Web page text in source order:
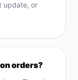
update, or
orders?